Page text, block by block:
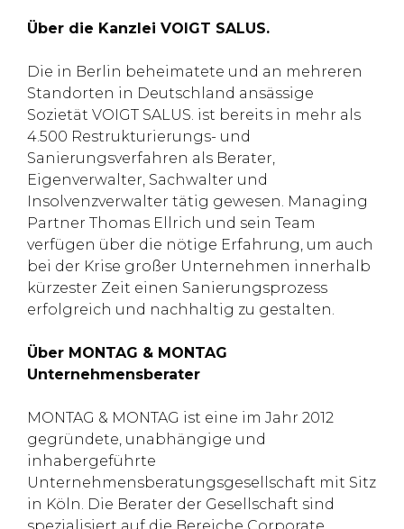
Über die Kanzlei VOIGT SALUS.
Die in Berlin beheimatete und an mehreren
Standorten in Deutschland ansässige
Sozietät VOIGT SALUS. ist bereits in mehr als
4.500 Restrukturierungs- und
Sanierungsverfahren als Berater,
Eigenverwalter, Sachwalter und
Insolvenzverwalter tätig gewesen. Managing
Partner Thomas Ellrich und sein Team
verfügen über die nötige Erfahrung, um auch
bei der Krise großer Unternehmen innerhalb
kürzester Zeit einen Sanierungsprozess
erfolgreich und nachhaltig zu gestalten.
Über MONTAG & MONTAG
Unternehmensberater
MONTAG & MONTAG ist eine im Jahr 2012
gegründete, unabhängige und
inhabergeführte
Unternehmensberatungsgesellschaft mit Sitz
in Köln. Die Berater der Gesellschaft sind